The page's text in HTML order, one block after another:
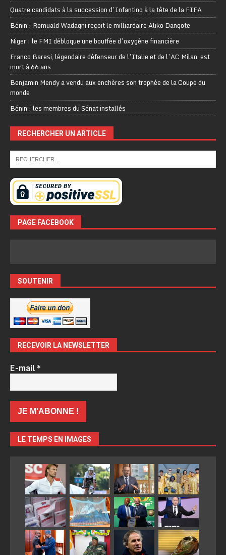
Quatre candidats à la succession d’Infantino à la tête de la FIFA
Bénin : Romuald Wadagni reçoit le milliardaire Aliko Dangote
Niger : le FMI débloque une bouffée d’oxygène financière
Franco Baresi, légendaire défenseur de l’Italie et de l’AC Milan, est
mort à 66 ans
Benjamin Mendy a vendu aux enchères son trophée de la Coupe du
monde
Bénin : les membres du Sénat installés
RECHERCHER UN ARTICLE
PAGE FACEBOOK
SOUTENIR
RECEVOIR LA NEWSLETTER
E-mail*
LE TEMPS EN IMAGES